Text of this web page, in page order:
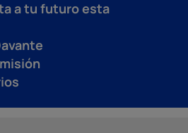
a tu futuro esta